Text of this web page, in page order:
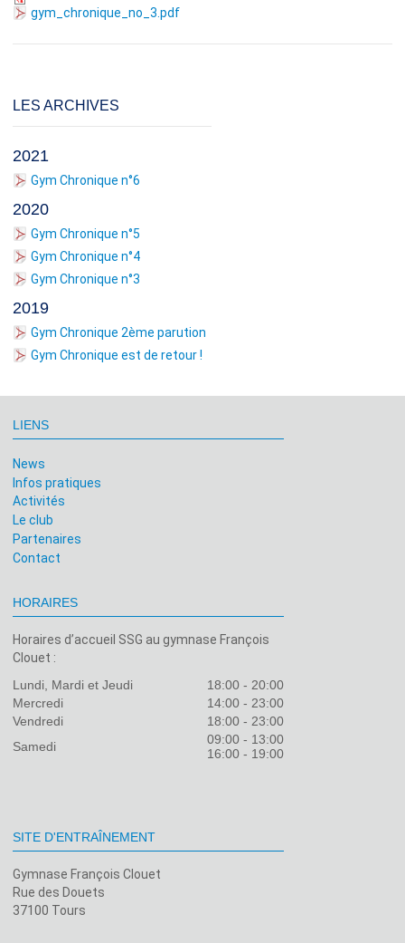
gym_chronique_no_3.pdf
LES ARCHIVES
2021
Gym Chronique n°6
2020
Gym Chronique n°5
Gym Chronique n°4
Gym Chronique n°3
2019
Gym Chronique 2ème parution
Gym Chronique est de retour !
LIENS
News
Infos pratiques
Activités
Le club
Partenaires
Contact
HORAIRES
Horaires d’accueil SSG au gymnase François
Clouet :
Lundi, Mardi et Jeudi
18:00 - 20:00
Mercredi
14:00 - 23:00
Vendredi
18:00 - 23:00
Samedi
09:00 - 13:00
16:00 - 19:00
SITE D'ENTRAÎNEMENT
Gymnase François Clouet
Rue des Douets
37100 Tours